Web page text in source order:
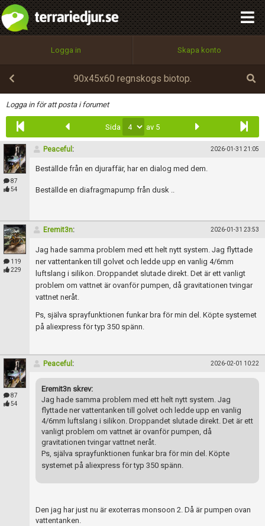
Logga in Skapa konto
90x45x60 regnskogs biotop.
Logga in för att posta i forumet
Sida av 5
87
54
Peaceful : 2026-01-31 21:05
Beställde från en djuraffär, har en dialog med dem.
Beställde en diafragmapump från dusk ..
119
229
Eremit3n: 2026-01-31 23:53
Jag hade samma problem med ett helt nytt system. Jag flyttade
ner vattentanken till golvet och ledde upp en vanlig 4/6mm
luftslang i silikon. Droppandet slutade direkt. Det är ett vanligt
problem om vattnet är ovanför pumpen, då gravitationen tvingar
vattnet neråt.
Ps, själva sprayfunktionen funkar bra för min del. Köpte systemet
på aliexpress för typ 350 spänn.
87
54
Peaceful : 2026-02-01 10:22
Eremit3n skrev:
Jag hade samma problem med ett helt nytt system. Jag
flyttade ner vattentanken till golvet och ledde upp en vanlig
4/6mm luftslang i silikon. Droppandet slutade direkt. Det är ett
vanligt problem om vattnet är ovanför pumpen, då
gravitationen tvingar vattnet neråt.
Ps, själva sprayfunktionen funkar bra för min del. Köpte
systemet på aliexpress för typ 350 spänn.
Den jag har just nu är exoterras monsoon 2. Då är pumpen ovan
vattentanken.
Infoga
Utför
100%
OK
integritetspolicy
Namn:
Epost:
Användarnamn:
Lösenord:
Privacy Policy
Terms of Service
Skapa konto
Begär nytt lösenord
Tillbaka till förstasidan